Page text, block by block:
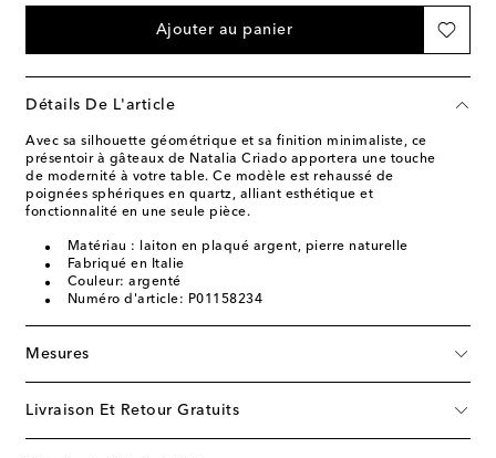
Ajouter au panier
Détails De L'article
Avec sa silhouette géométrique et sa finition minimaliste, ce
présentoir à gâteaux de Natalia Criado apportera une touche
de modernité à votre table. Ce modèle est rehaussé de
poignées sphériques en quartz, alliant esthétique et
fonctionnalité en une seule pièce.
Matériau : laiton en plaqué argent, pierre naturelle
Fabriqué en Italie
Couleur: argenté
Numéro d'article: P01158234
Mesures
Livraison Et Retour Gratuits